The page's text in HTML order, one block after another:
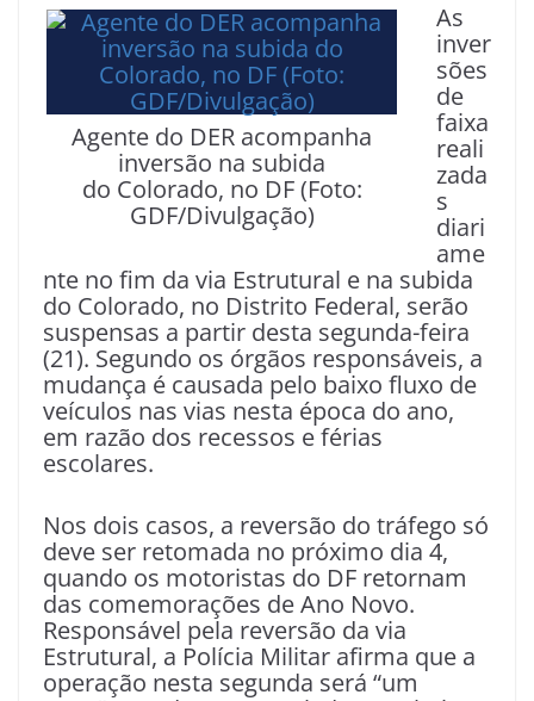
Agente do DER acompanha
inversão na subida
do Colorado, no DF (Foto:
GDF/Divulgação)
As
inver
sões
de
faixa
reali
zada
s
diari
ame
nte no fim da via Estrutural e na subida
do Colorado, no Distrito Federal, serão
suspensas a partir desta segunda-feira
(21). Segundo os órgãos responsáveis, a
mudança é causada pelo baixo fluxo de
veículos nas vias nesta época do ano,
em razão dos recessos e férias
escolares.
Nos dois casos, a reversão do tráfego só
deve ser retomada no próximo dia 4,
quando os motoristas do DF retornam
das comemorações de Ano Novo.
Responsável pela reversão da via
Estrutural, a Polícia Militar afirma que a
operação nesta segunda será “um